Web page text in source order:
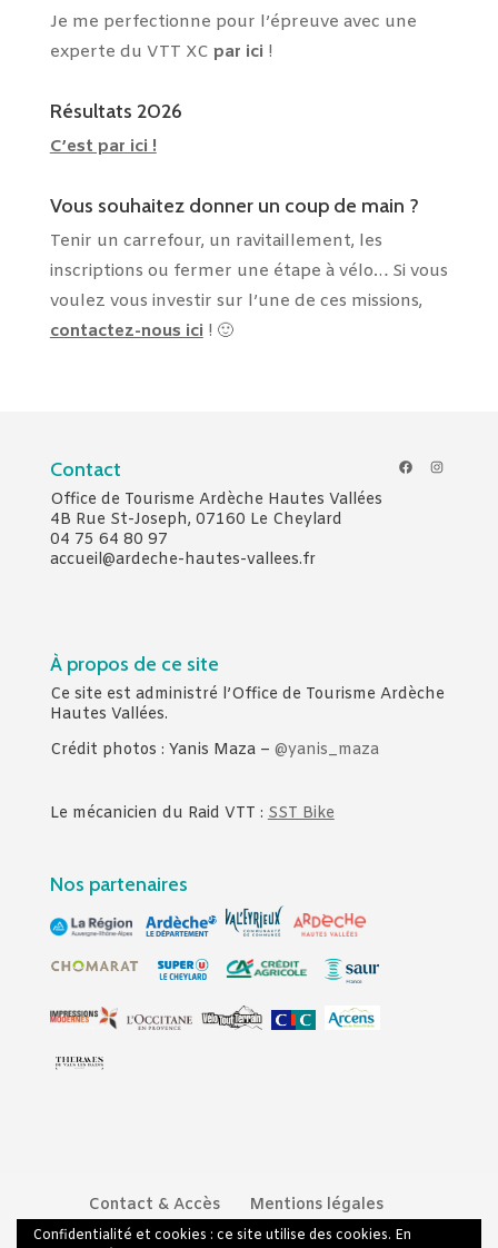
Je me perfectionne pour l’épreuve avec une
experte du VTT XC par ici !
Résultats 2026
C’est par ici !
Vous souhaitez donner un coup de main ?
Tenir un carrefour, un ravitaillement, les
inscriptions ou fermer une étape à vélo… Si vous
voulez vous investir sur l’une de ces missions,
contactez-nous ici ! 🙂
Contact
Office de Tourisme Ardèche Hautes Vallées
4B Rue St-Joseph, 07160 Le Cheylard
04 75 64 80 97
accueil@ardeche-hautes-vallees.fr
Facebook
À propos de ce site
Ce site est administré l’Office de Tourisme Ardèche
Hautes Vallées.
Crédit photos : Yanis Maza – @yanis_maza
Le mécanicien du Raid VTT :SST Bike
Nos partenaires
Contact & Accès
Mentions légales
Politique de confidentialité
Confidentialité et cookies : ce site utilise des cookies. En